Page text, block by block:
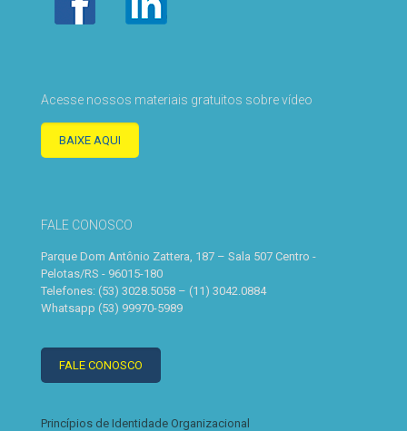
Acesse nossos materiais gratuitos sobre vídeo
BAIXE AQUI
FALE CONOSCO
Parque Dom Antônio Zattera, 187 – Sala 507 Centro -
Pelotas/RS - 96015-180
Telefones: (53) 3028.5058 – (11) 3042.0884
Whatsapp (53) 99970-5989
FALE CONOSCO
Princípios de Identidade Organizacional